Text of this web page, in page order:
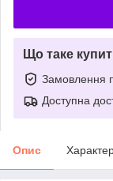
Що таке
Замовлення
Доступна
Опис